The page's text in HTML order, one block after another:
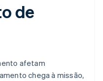
de
afetam
chega à missão,